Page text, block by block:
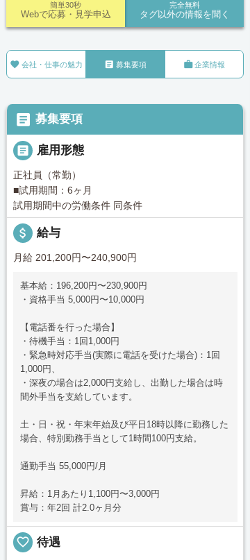
完全無料
タグ以外の情報を聞く
簡単30秒
Webで応募・見学申込
 会社・仕事の魅力  募集要項 企業情報
 募集要項
 雇用形態
正社員（常勤）
■試用期間：6ヶ月
試用期間中の労働条件 同条件
attach_money 給与
月給 201,200円〜240,900円
基本給：196,200円〜230,900円
・資格手当 5,000円〜10,000円
【電話番を行った場合】
・待機手当：1回1,000円
・緊急時対応手当(実際に電話を受けた場合)：1回
1,000円、
・深夜の場合は2,000円支給し、出勤した場合は時
間外手当を支給しています。
土・日・祝・年末年始及び平日18時以降に勤務した
場合、特別勤務手当として1時間100円支給。
通勤手当 55,000円/月
昇給：1月あたり1,100円〜3,000円
賞与：年2回 計2.0ヶ月分
favorite_border 待遇